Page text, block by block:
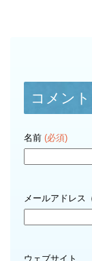
コメン
名前 (必須)
メールアドレス
ウェブサイト